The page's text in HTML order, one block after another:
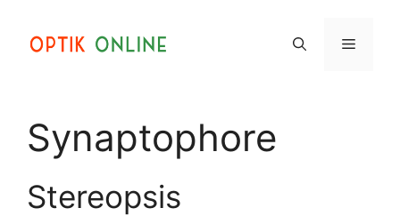
content
Menu
Synaptophore
Stereopsis